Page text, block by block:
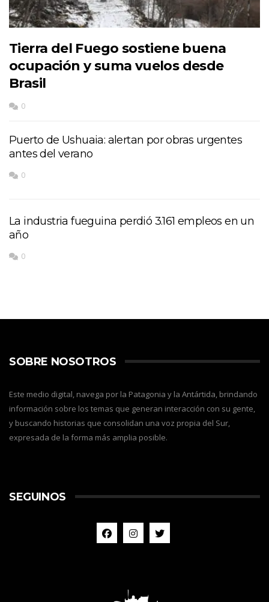
Tierra del Fuego sostiene buena
ocupación y suma vuelos desde
Brasil
0
Puerto de Ushuaia: alertan por obras urgentes
antes del verano
0
La industria fueguina perdió 3.161 empleos en un
año
0
SOBRE NOSOTROS
Este medio digital, navega por la Patagonia y la Antártida, brindando
información sobre los temas que generan interacción con su gente,
y buscando historias que consolidan una voz propia del Sur,
expresada de la forma más amplia posible.
SEGUINOS